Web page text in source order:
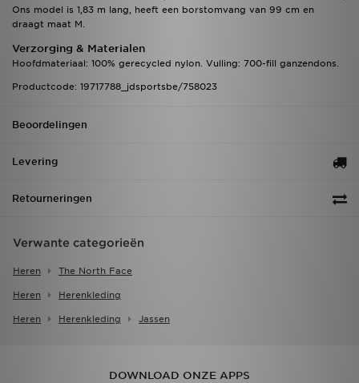
Ons model is 1,83 m lang, heeft een borstomvang van 99 cm en
draagt maat M.
Verzorging & Materialen
Hoofdmateriaal: 100% gerecycled nylon. Vulling: 700-fill ganzendons.
Productcode: 19717788_jdsportsbe/758023
Beoordelingen
Levering
Retourneringen
Verwante categorieën
Heren The North Face
Heren Herenkleding
Heren Herenkleding Jassen
DOWNLOAD ONZE APPS